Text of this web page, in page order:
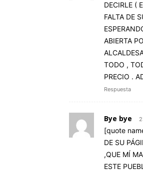
DECIRLE (
FALTA DE
ABIERTA
TODO ,
PRECIO .
Respuesta
Bye bye
[quote
DE SU
,QUE MÍ
ESTE